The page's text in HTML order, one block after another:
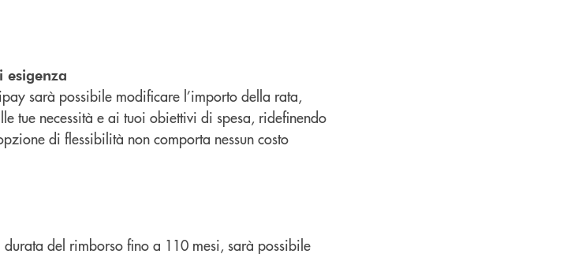
esigenza
sarà possibile modificare l’importo della rata,
tue necessità e ai tuoi obiettivi di spesa, ridefinendo
di flessibilità non comporta nessun costo
del rimborso fino a 110 mesi, sarà possibile